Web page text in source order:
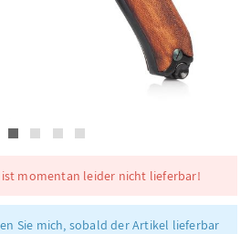
ist momentan leider nicht lieferbar!
Sie mich, sobald der Artikel lieferbar